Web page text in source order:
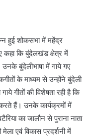
हुई शोकसभा में महेंद्र
कहा कि बुंदेलखंड क्षेत्र में
बुंदेलीभाषा में गाये गए
के माध्यम से उन्होंने बुंदेली
गीतों की विशेषता रही है कि
हैं। उनके कार्यक्रमों में
का जालौन से पुराना नाता
मेला एवं विकास प्रदर्शनी में